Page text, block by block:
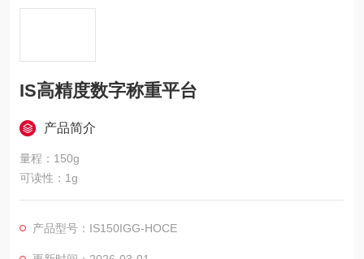
IS高精度数字称重平台
产品简介
量程：150g
可读性：1g
产品型号：IS150IGG-HOCE